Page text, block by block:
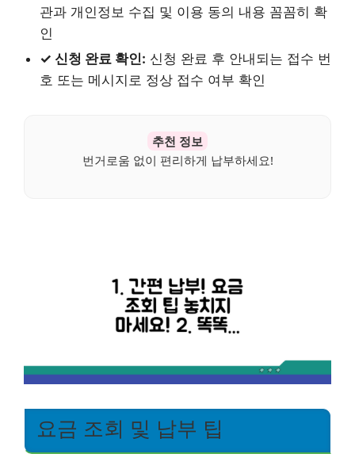
관과 개인정보 수집 및 이용 동의 내용 꼼꼼히 확
인
✓ 신청 완료 확인: 신청 완료 후 안내되는 접수 번
호 또는 메시지로 정상 접수 여부 확인
추천 정보
번거로움 없이 편리하게 납부하세요!
요금 조회 및 납부 팁